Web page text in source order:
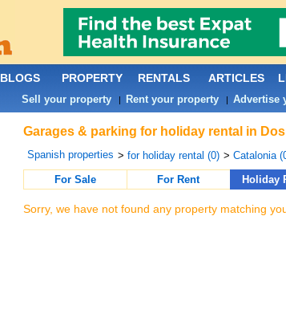
Garages & parking for holiday rental in
Spanish properties > for holiday rental (0) > Catalonia
For Sale
For Rent Holiday
Sorry, we have not found any property matching
BLOGS PROPERTY RENTALS ARTICLES
Sell your property| Rent your property| Advertise